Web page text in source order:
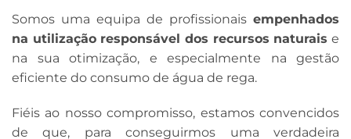
Somos uma equipa de profissionais empenhados
na utilização responsável dos recursos naturais e
na sua otimização, e especialmente na gestão
eficiente do consumo de água de rega.
Fiéis ao nosso compromisso, estamos convencidos
de que, para conseguirmos uma verdadeira